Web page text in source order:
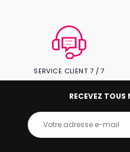
SERVICE CLIENT 7 / 7
RECEVEZ TOUS